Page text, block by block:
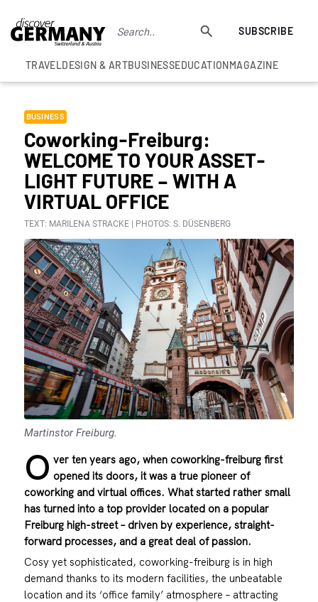
SUBSCRIBE
TRAVELDESIGN & ARTBUSINESSEDUCATIONMAGAZINE
BUSINESS
Coworking-Freiburg:
WELCOME TO YOUR ASSET-
LIGHT FUTURE – WITH A
VIRTUAL OFFICE
TEXT: MARILENA STRACKE | PHOTOS: S. DÜSENBERG
Martinstor Freiburg.
O ver ten years ago, when coworking-freiburg first
opened its doors, it was a true pioneer of
coworking and virtual offices. What started rather small
has turned into a top provider located on a popular
Freiburg high-street – driven by experience, straight-
forward processes, and a great deal of passion.
Cosy yet sophisticated, coworking-freiburg is in high
demand thanks to its modern facilities, the unbeatable
location and its ‘office family’ atmosphere – attracting